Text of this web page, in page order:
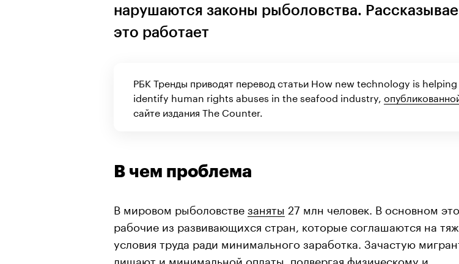
нарушаются законы рыболовства.
это работает
РБК Тренды приводят перевод статьи How new technology is
identify human rights abuses in the seafood industry,
сайте издания The Counter.
В чем проблема
В мировом рыболовствезаняты 27 млн человек. В основном это
рабочие из развивающихся стран, которые соглашаются на
условия труда ради минимального заработка. Зачастую
лишают и минимальной оплаты, подвергая физическому и